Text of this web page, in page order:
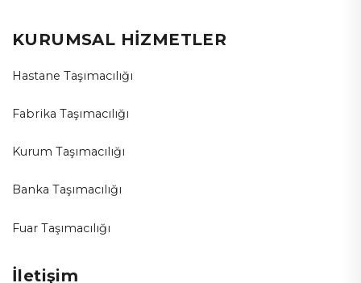
KURUMSAL HİZMETLER
Hastane Taşımacılığı
Fabrika Taşımacılığı
Kurum Taşımacılığı
Banka Taşımacılığı
Fuar Taşımacılığı
İletişim